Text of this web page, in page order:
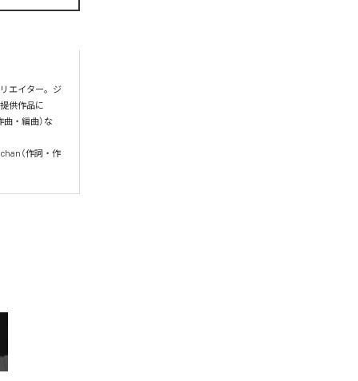
エイター。ジ
供作品に
曲・編曲）な
（作詞・作